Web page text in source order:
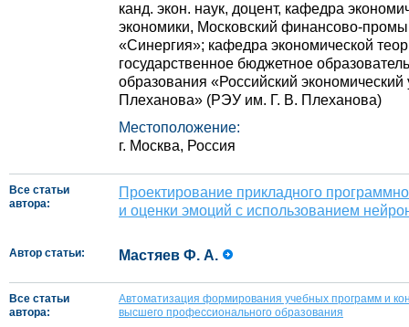
канд. экон. наук, доцент, кафедра
экономики, Московский финансово-
«Синергия»; кафедра экономической
государственное бюджетное
образования «Российский
Плеханова» (РЭУ им. Г. В. Плеханова)
Местоположение:
г. Москва, Россия
Все статьи
автора:
Проектирование прикладного
и оценки эмоций с использованием
Автор статьи: Мастяев Ф. А.
Все статьи
автора:
Автоматизация формирования учебных программ и
высшего профессионального образования